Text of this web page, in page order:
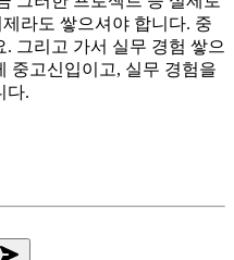
라도 쌓으셔야 합니다. 중
그리고 가서 실무 경험 쌓으
중고신입이고, 실무 경험을
다.